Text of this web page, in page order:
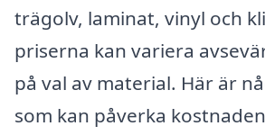
trägolv, laminat, vinyl och
priserna kan variera
på val av material. Här är
som kan påverka